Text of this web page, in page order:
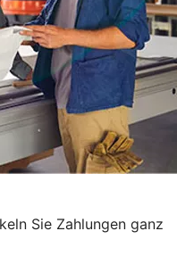
Sie Zahlungen ganz